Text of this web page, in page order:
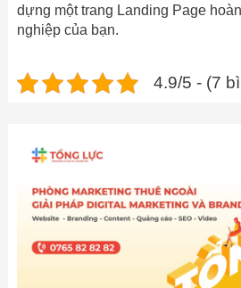
dựng một trang Landing Page
nghiệp của bạn.
4.9/5 - (7